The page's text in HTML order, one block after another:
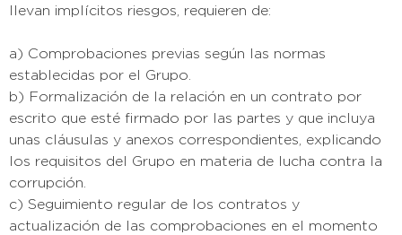
llevan implícitos riesgos, requieren de:
a) Comprobaciones previas según las normas
establecidas por el Grupo.
b) Formalización de la relación en un contrato por
escrito que esté firmado por las partes y que incluya
unas cláusulas y anexos correspondientes, explicando
los requisitos del Grupo en materia de lucha contra la
corrupción.
c) Seguimiento regular de los contratos y
actualización de las comprobaciones en el momento